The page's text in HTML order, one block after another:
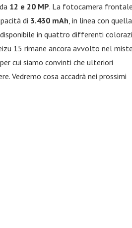
12 e 20 MP. La fotocamera
di 3.430 mAh, in linea con
in quattro differenti
15 rimane ancora avvolto nel
cui siamo convinti che ulteriori
Vedremo cosa accadrà nei prossimi